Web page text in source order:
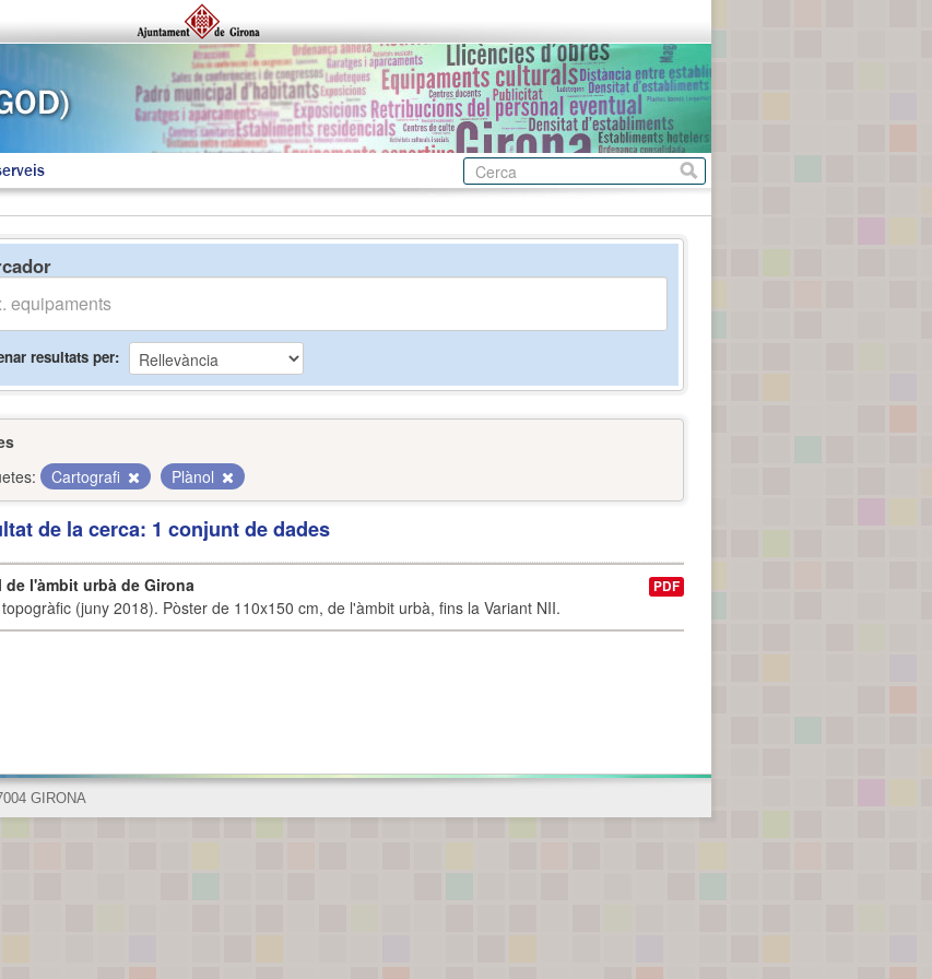
resultats per
Cartografi Plànol
de la cerca: 1 conjunt de dades
de l'àmbit urbà de Girona
(juny 2018). Pòster de 110x150 cm, de l'àmbit urbà, fins la Variant NII.
PDF
GIRONA